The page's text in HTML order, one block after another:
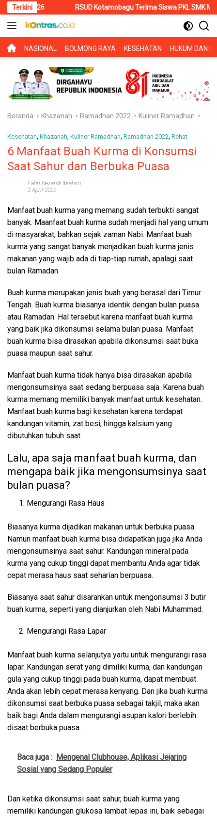
Langsung
ke
konten
TerkiniRSUD Kotamobagu Terima Siswa PKL SMK Muhammadiyah,
BERANDA
NASIONAL BOLMONG RAYA KESEHATAN HUKUM DAN
Beranda Khazanah Ramadhan 2022 Kuliner Ramadhan
Kesehatan Khazanah Kuliner Ramadhan Ramadhan 2022 Rehat
6 Manfaat Buah Kurma di Konsumsi
Saat Sahur dan Berbuka Puasa
Fahri Rezandi Ibrahim
2 April 2022
Manfaat buah kurma yang memang sudah terbukti sangat
banyak. Maanfaat buah kurma sudah menjadi hal yang umum
di masyarakat, bahkan sejak zaman Nabi. Manfaat buah
kurma yang sangat banyak menjadikan buah kurma jenis
makanan yang wajib ada di tiap-tiap rumah, apalagi saat
bulan Ramadan.
Buah kurma merupakan jenis buah yang berasal dari Timur
Tengah. Buah kurma biasanya identik dengan bulan puasa
atau Ramadan. Hal tersebut karena manfaat buah kurma
yang baik jika dikonsumsi selama bulan puasa. Manfaat
buah kurma bisa dirasakan apabila dikonsumsi saat buka
puasa maupun saat sahur.
Manfaat buah kurma tidak hanya bisa dirasakan apabila
mengonsumsinya saat sedang berpuasa saja. Karena buah
kurma memang memiliki banyak manfaat untuk kesehatan.
Manfaat buah kurma bagi kesehatan karena terdapat
kandungan vitamin, zat besi, hingga kalsium yang
dibutuhkan tubuh saat.
Lalu, apa saja manfaat buah kurma, dan
mengapa baik jika mengonsumsinya saat
bulan puasa?
Mengurangi Rasa Haus
Biasanya kurma dijadikan makanan untuk berbuka puasa.
Namun manfaat buah kurma bisa didapatkan juga jika Anda
mengonsumsinya saat sahur. Kandungan mineral pada
kurma yang cukup tinggi dapat membantu Anda agar tidak
cepat merasa haus saat seharian berpuasa.
Biasanya saat sahur disarankan untuk mengonsumsi 3 butir
buah kurma, seperti yang dianjurkan oleh Nabi Muhammad.
Mengurangi Rasa Lapar
Manfaat buah kurma selanjutya yaitu untuk mengurangi rasa
lapar. Kandungan serat yang dimiliki kurma, dan kandungan
gula yang cukup tinggi pada buah kurma, dapat membuat
Anda akan lebih cepat merasa kenyang. Dan jika buah kurma
dikonsumsi saat berbuka puasa sebagai takjil, maka akan
baik bagi Anda dalam mengurangi asupan kalori berlebih
disaat berbuka puasa.
Baca juga : Mengenal Clubhouse, Aplikasi Jejaring
Sosial yang Sedang Populer
Dan ketika dikonsumsi saat sahur, buah kurma yang
memiliki kandungan glukosa lambat lepas ini, baik sebagai